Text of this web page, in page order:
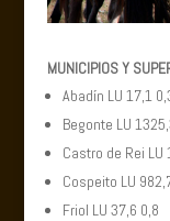
MUNICIPIOS Y
Abadín LU 17,1
Begonte LU
Castro de Rei LU
Cospeito LU
Friol LU 37,6 0,8